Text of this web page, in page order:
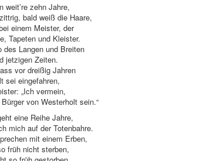
weit’re zehn Jahre,
bald weiß die Haare,
einem Meister, der
Tapeten und Kleister.
des Langen und Breiten
jetzigen Zeiten.
vor dreißig Jahren
sei eingefahren,
„Ich vermein,
von Westerholt sein.“
eine Reihe Jahre,
mich auf der Totenbahre.
mit einem Erben,
früh nicht sterben,